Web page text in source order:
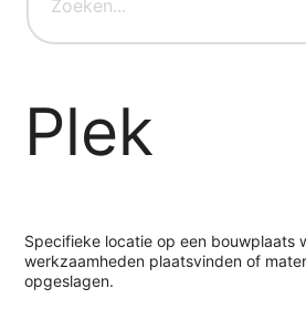
Plek
Specifieke locatie op een bouwplaats
werkzaamheden plaatsvinden of
opgeslagen.